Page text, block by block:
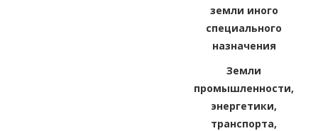
земли иного
специального
назначения
Земли
промышленности,
энергетики,
транспорта,